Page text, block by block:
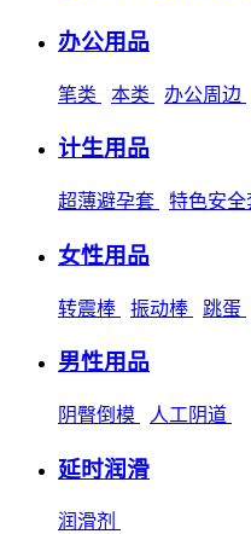
办公用品
笔类 本类 办公周边
计生用品
超薄避孕套 特色安全
女性用品
转震棒 振动棒 跳蛋
男性用品
阴臀倒模 人工阴道
延时润滑
润滑剂